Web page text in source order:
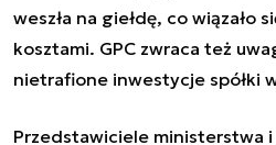
weszła na giełdę, co wiązało
kosztami. GPC zwraca też
nietrafione inwestycje spółki
Przedstawiciele ministerstwa i